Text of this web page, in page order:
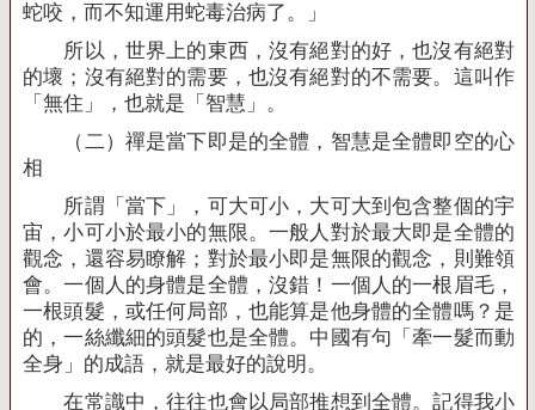
蛇咬，而不知運用蛇毒治病了。」
所以，世界上的東西，沒有絕對的好，也沒有絕對
的壞；沒有絕對的需要，也沒有絕對的不需要。這叫作
「無住」，也就是「智慧」。
（二）禪是當下即是的全體，智慧是全體即空的心
相
所謂「當下」，可大可小，大可大到包含整個的宇
宙，小可小於最小的無限。一般人對於最大即是全體的
觀念，還容易瞭解；對於最小即是無限的觀念，則難領
會。一個人的身體是全體，沒錯！一個人的一根眉毛，
一根頭髮，或任何局部，也能算是他身體的全體嗎？是
的，一絲纖細的頭髮也是全體。中國有句「牽一髮而動
全身」的成語，就是最好的說明。
在常識中，往往也會以局部推想到全體。記得我小